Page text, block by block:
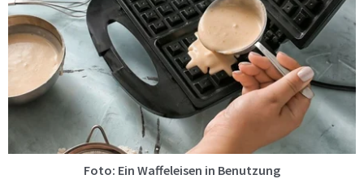
Foto: Ein Waffeleisen in Benutzung